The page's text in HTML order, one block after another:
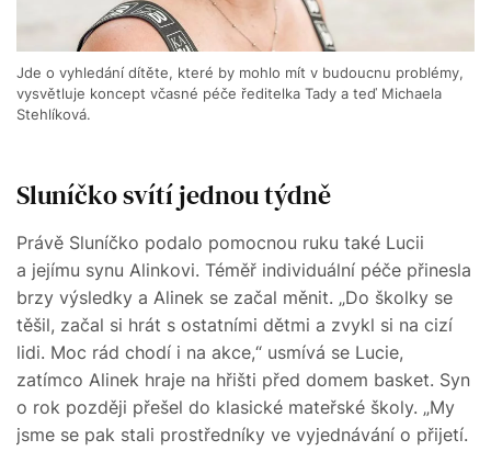
Jde o vyhledání dítěte, které by mohlo mít v budoucnu problémy,
vysvětluje koncept včasné péče ředitelka Tady a teď Michaela
Stehlíková.
Sluníčko svítí jednou týdně
Právě Sluníčko podalo pomocnou ruku také Lucii
a jejímu synu Alinkovi. Téměř individuální péče přinesla
brzy výsledky a Alinek se začal měnit. „Do školky se
těšil, začal si hrát s ostatními dětmi a zvykl si na cizí
lidi. Moc rád chodí i na akce,“ usmívá se Lucie,
zatímco Alinek hraje na hřišti před domem basket. Syn
o rok později přešel do klasické mateřské školy. „My
jsme se pak stali prostředníky ve vyjednávání o přijetí.